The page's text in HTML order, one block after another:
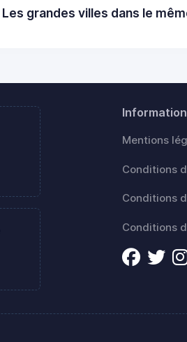
Les grandes villes dans le
Mentions
Conditions
Conditions
Conditions